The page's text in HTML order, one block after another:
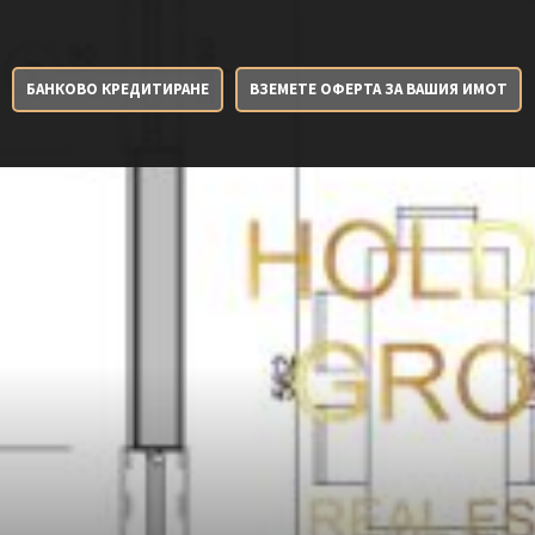
БАНКОВО КРЕДИТИРАНЕ ВЗЕМЕТЕ ОФЕРТА ЗА ВАШИЯ ИМОТ